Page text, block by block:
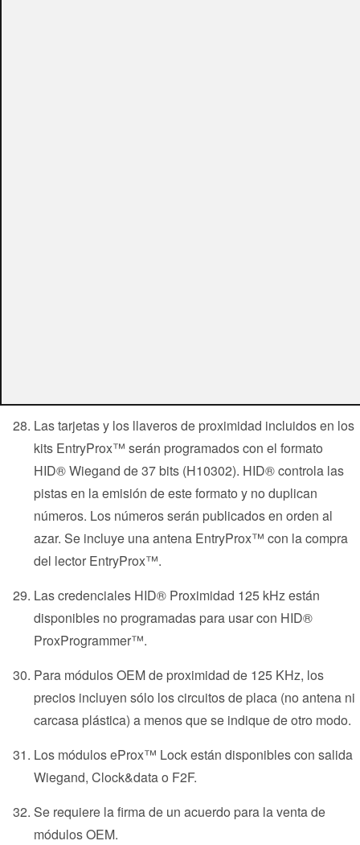
Las tarjetas y los llaveros de proximidad incluidos en los
kits EntryProx™ serán programados con el formato
HID® Wiegand de 37 bits (H10302). HID® controla las
pistas en la emisión de este formato y no duplican
números. Los números serán publicados en orden al
azar. Se incluye una antena EntryProx™ con la compra
del lector EntryProx™.
Las credenciales HID® Proximidad 125 kHz están
disponibles no programadas para usar con HID®
ProxProgrammer™.
Para módulos OEM de proximidad de 125 KHz, los
precios incluyen sólo los circuitos de placa (no antena ni
carcasa plástica) a menos que se indique de otro modo.
Los módulos eProx™ Lock están disponibles con salida
Wiegand, Clock&data o F2F.
Se requiere la firma de un acuerdo para la venta de
módulos OEM.